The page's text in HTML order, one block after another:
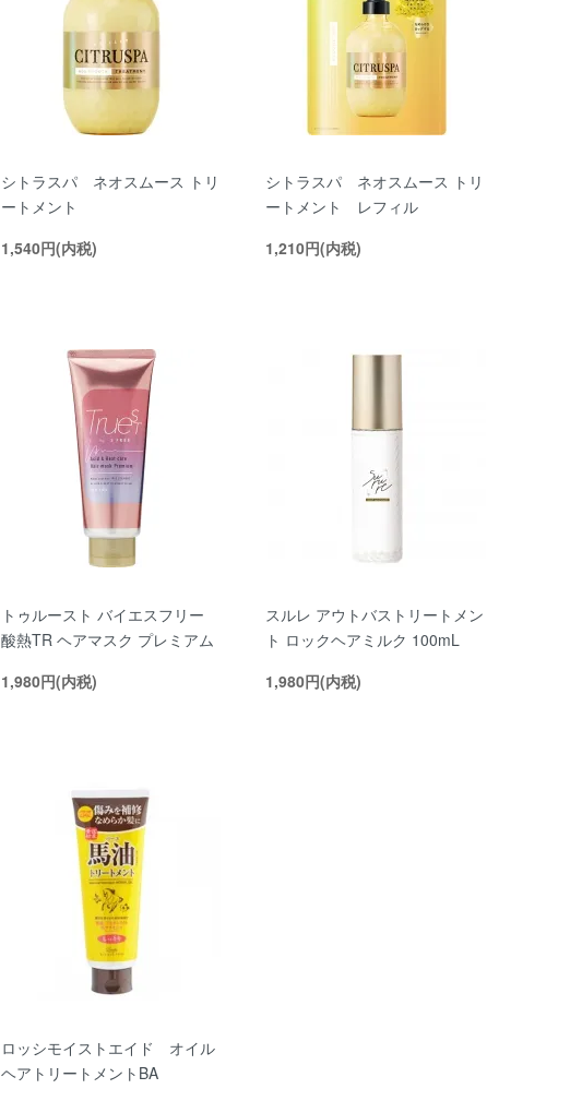
シトラスパ ネオスムース トリ
ートメント
1,540円(内税)
シトラスパ ネオスムース トリ
ートメント レフィル
1,210円(内税)
トゥルースト バイエスフリー
酸熱TR ヘアマスク プレミアム
1,980円(内税)
スルレ アウトバストリートメン
ト ロックヘアミルク 100mL
1,980円(内税)
ロッシモイストエイド オイル
ヘアトリートメントBA